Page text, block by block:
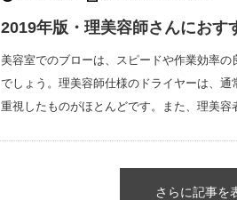
2019年版・理美容師さんにおす
美容室でのブローは、スピードや作業効率
でしょう。理美容師仕様のドライヤーは、
重視したものがほとんどです。また、理美
さらに記事を